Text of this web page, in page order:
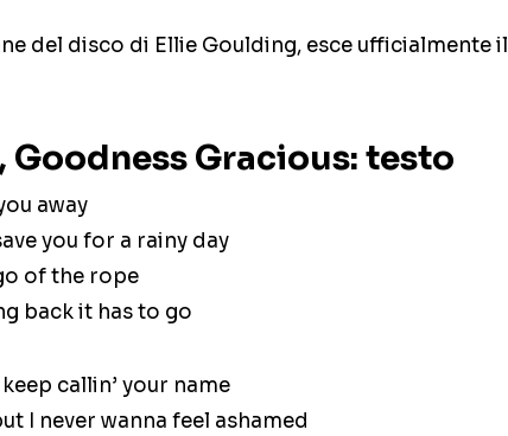
del disco di Ellie Goulding, esce ufficialmente il
Gracious: testo
away
you for a rainy day
of the rope
back it has to go
callin’ your name
I never wanna feel ashamed